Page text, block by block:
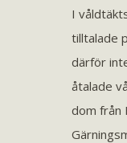
I
tilltalade
därför
åtalade
dom från